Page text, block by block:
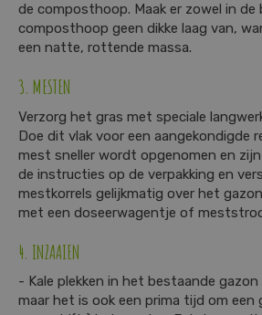
de composthoop. Maak er zowel in de
composthoop geen dikke laag van,
een natte, rottende massa.
3. MESTEN
Verzorg het gras met speciale
Doe dit vlak voor een aangekondigde
mest sneller wordt opgenomen en zijn
de instructies op de verpakking en
mestkorrels gelijkmatig over het
met een doseerwagentje of
4. INZAAIEN
- Kale plekken in het bestaande gazon
maar het is ook een prima tijd om een